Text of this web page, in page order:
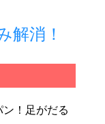
解消！
！足がだる